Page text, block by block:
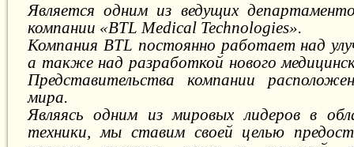
Является одним из ведущих
компании «BTL Medical Technologies».
Компания BTL постоянно работает над
а также над разработкой нового
Представительства компании
мира.
Являясь одним из мировых лидеров в
техники, мы ставим своей целью